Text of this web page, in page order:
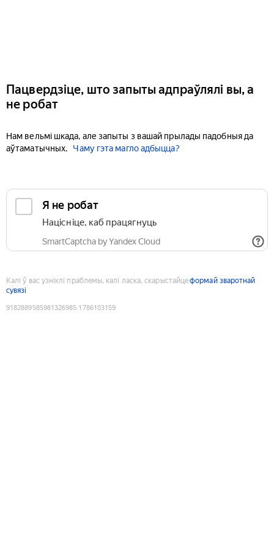
Пацвердзіце, што запыты адпраўлялі вы, а
не робат
Нам вельмі шкада, але запыты з вашай прылады падобныя да
аўтаматычных.
Чаму гэта магло адбыцца?
Я не робат
Націсніце, каб працягнуць
SmartCaptcha by Yandex Cloud
Калі ў вас узніклі праблемы, калі ласка, скарыстайцеформай зваротнай
сувязі
9182889585981326985:1786103159